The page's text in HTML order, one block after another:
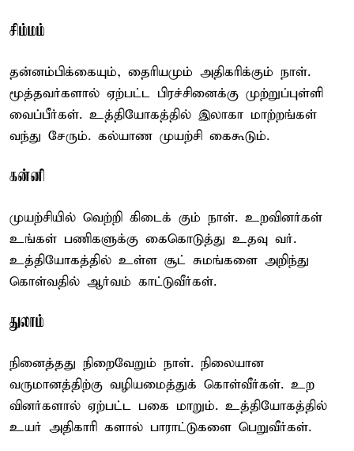
சிம்மம்
தன்னம்பிக்கையும், தைரியமும் அதிகரிக்கும் நாள்.
மூத்தவர்களால் ஏற்பட்ட பிரச்சினைக்கு முற்றுப்புள்ளி
வைப்பீர்கள். உத்தியோகத்தில் இலாகா மாற்றங்கள்
வந்து சேரும். கல்யாண முயற்சி கைகூடும்.
கன்னி
முயற்சியில் வெற்றி கிடைக் கும் நாள். உறவினர்கள்
உங்கள் பணிகளுக்கு கைகொடுத்து உதவு வர்.
உத்தியோகத்தில் உள்ள சூட் சுமங்களை அறிந்து
கொள்வதில் ஆர்வம் காட்டுவீர்கள்.
துலாம்
நினைத்தது நிறைவேறும் நாள். நிலையான
வருமானத்திற்கு வழியமைத்துக் கொள்வீர்கள். உற
வினர்களால் ஏற்பட்ட பகை மாறும். உத்தியோகத்தில்
உயர் அதிகாரி களால் பாராட்டுகளை பெறுவீர்கள்.